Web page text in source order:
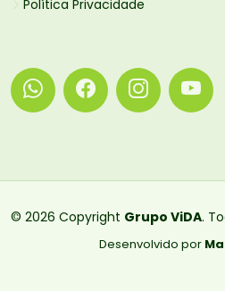
Política Privacidade
© 2026 Copyright Grupo ViDA.
Desenvolvido por